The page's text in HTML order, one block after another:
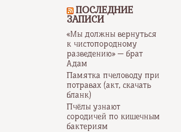
ПОСЛЕДНИЕ
ЗАПИСИ
«Мы должны вернуться
к чистопородному
разведению» — брат
Адам
Памятка пчеловоду при
потравах (акт, скачать
бланк)
Пчёлы узнают
сородичей по кишечным
бактериям